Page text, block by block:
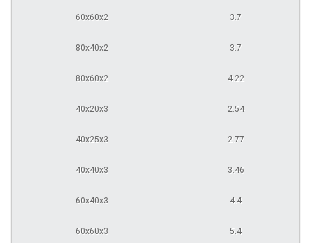
60х60х2 3.7
80х40х2 3.7
80х60х2 4.22
40х20х3 2.54
40х25х3 2.77
40х40х3 3.46
60х40х3 4.4
60х60х3 5.4